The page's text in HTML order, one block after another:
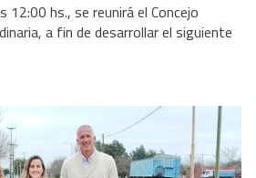
12:00 hs., se reunirá el Concejo
a fin de desarrollar el siguiente